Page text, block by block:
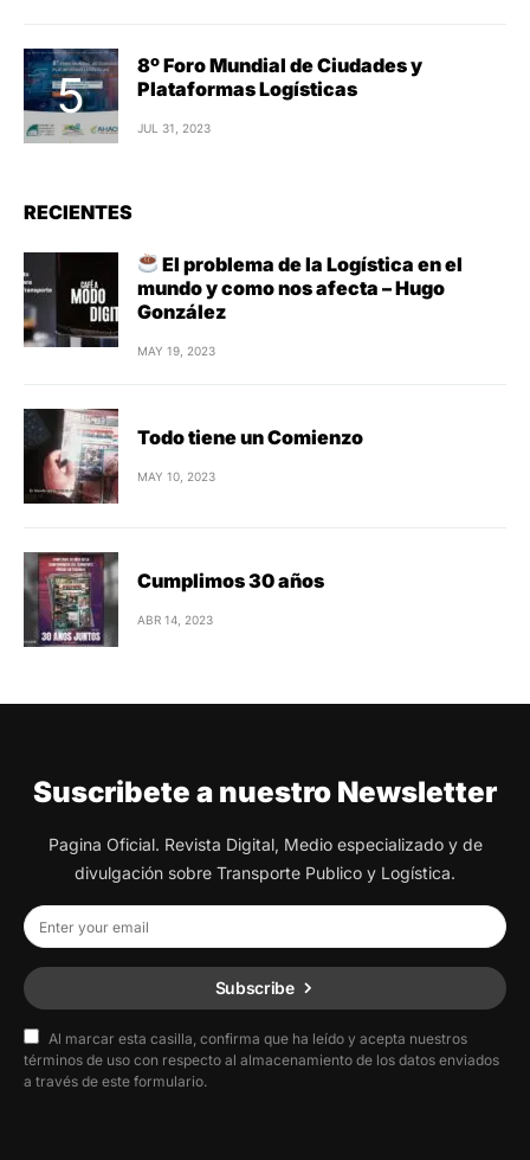
8º Foro Mundial de Ciudades y
Plataformas Logísticas
JUL 31, 2023
RECIENTES
El problema de la Logística en el
mundo y como nos afecta – Hugo
González
MAY 19, 2023
Todo tiene un Comienzo
MAY 10, 2023
Cumplimos 30 años
ABR 14, 2023
Suscribete a nuestro Newsletter
Pagina Oficial. Revista Digital, Medio especializado y de
divulgación sobre Transporte Publico y Logística.
Subscribe
Al marcar esta casilla, confirma que ha leído y acepta nuestros
términos de uso con respecto al almacenamiento de los datos enviados
a través de este formulario.